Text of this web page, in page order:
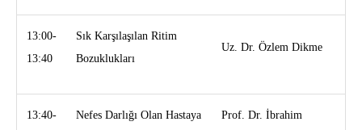
13:00-
13:40
Sık Karşılaşılan Ritim
Bozuklukları
Uz. Dr. Özlem Dikme
13:40-
Nefes Darlığı Olan Hastaya
Prof. Dr. İbrahim